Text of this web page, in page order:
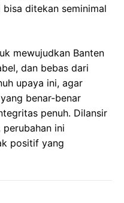
ditekan seminimal
mewujudkan Banten
dan bebas dari
upaya ini, agar
benar-benar
penuh. Dilansir
ini
positif yang